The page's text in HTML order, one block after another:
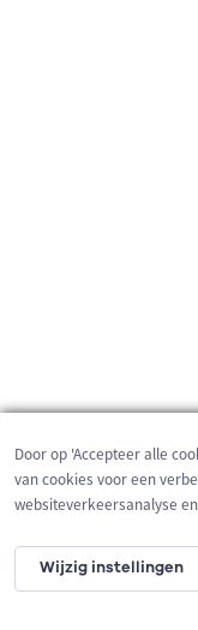
200 m
Door op 'Accepteer alle
van cookies voor een
websiteverkeersanalyse
Wijzig instellingen